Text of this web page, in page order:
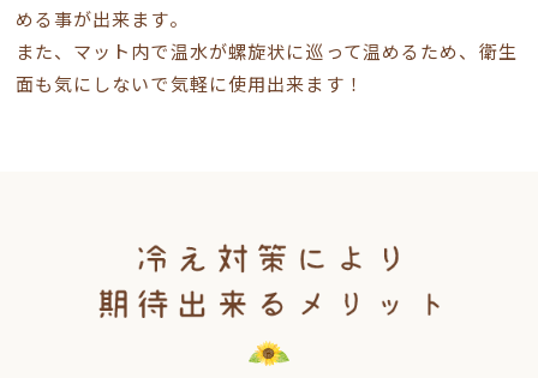
める事が出来ます。
また、マット内で温水が螺旋状に巡って温めるため、衛生
面も気にしないで気軽に使用出来ます！